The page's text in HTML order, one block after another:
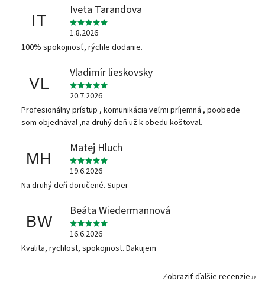
IT
Iveta Tarandova
1.8.2026
100% spokojnosť, rýchle dodanie.
VL
Vladimír lieskovsky
20.7.2026
Profesionálny prístup , komunikácia veľmi príjemná , poobede
som objednával ,na druhý deň už k obedu koštoval.
MH
Matej Hluch
19.6.2026
Na druhý deň doručené. Super
BW
Beáta Wiedermannová
16.6.2026
Kvalita, rychlost, spokojnost. Dakujem
Zobraziť ďalšie recenzie